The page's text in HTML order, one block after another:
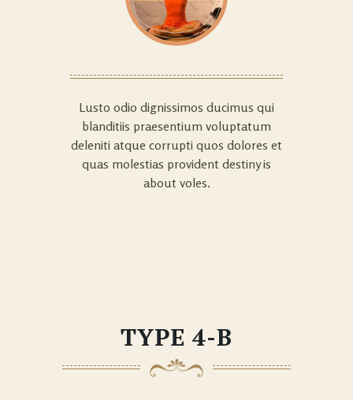
Lusto odio dignissimos ducimus qui
blanditiis praesentium voluptatum
deleniti atque corrupti quos dolores et
quas molestias provident destiny is
about voles.
TYPE 4-B